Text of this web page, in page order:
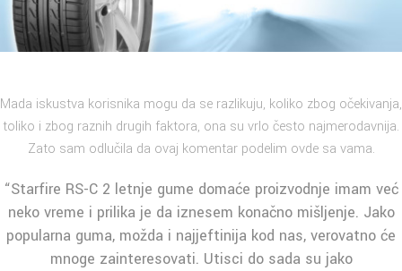
Mada iskustva korisnika mogu da se razlikuju, koliko zbog očekivanja,
toliko i zbog raznih drugih faktora, ona su vrlo često najmerodavnija.
Zato sam odlučila da ovaj komentar podelim ovde sa vama.
“Starfire RS-C 2 letnje gume domaće proizvodnje imam već
neko vreme i prilika je da iznesem konačno mišljenje. Jako
popularna guma, možda i najjeftinija kod nas, verovatno će
mnoge zainteresovati. Utisci do sada su jako